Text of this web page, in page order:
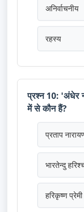
अनिर्वाचनीय
रहस्य
प्रश्न 10: 'अंधेर
में से कौन हैं?
प्रताप
भारतेन्दु
हरिकृष्ण प्रेमी